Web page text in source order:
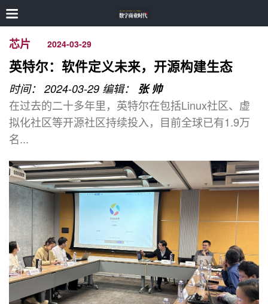
芯片 2024-03-29
英特尔：软件定义未来，开源构建生态
时间： 2024-03-29 编辑： 张 帅
在过去的二十多年里，英特尔在包括Linux社区、虚
拟化社区等开源社区持续投入，目前全球已有1.9万
名...